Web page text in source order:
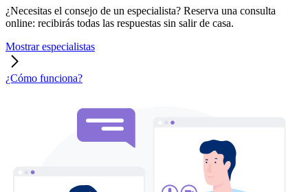
¿Necesitas el consejo de un especialista? Reserva una consulta
online: recibirás todas las respuestas sin salir de casa.
Mostrar especialistas
¿Cómo funciona?